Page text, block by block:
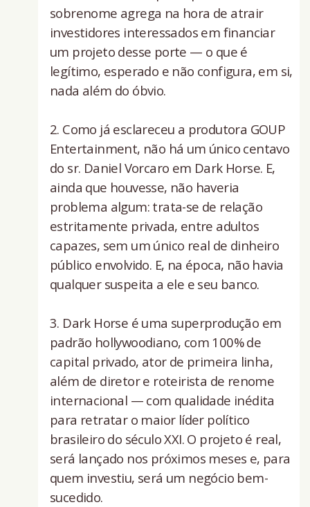
sobrenome agrega na hora de atrair
investidores interessados em financiar
um projeto desse porte — o que é
legítimo, esperado e não configura, em si,
nada além do óbvio.
2. Como já esclareceu a produtora GOUP
Entertainment, não há um único centavo
do sr. Daniel Vorcaro em Dark Horse. E,
ainda que houvesse, não haveria
problema algum: trata-se de relação
estritamente privada, entre adultos
capazes, sem um único real de dinheiro
público envolvido. E, na época, não havia
qualquer suspeita a ele e seu banco.
3. Dark Horse é uma superprodução em
padrão hollywoodiano, com 100% de
capital privado, ator de primeira linha,
além de diretor e roteirista de renome
internacional — com qualidade inédita
para retratar o maior líder político
brasileiro do século XXI. O projeto é real,
será lançado nos próximos meses e, para
quem investiu, será um negócio bem-
sucedido.